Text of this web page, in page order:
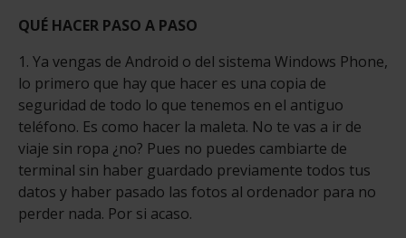
QUÉ HACER PASO A PASO
1. Ya vengas de Android o del sistema Windows Phone,
lo primero que hay que hacer es una copia de
seguridad de todo lo que tenemos en el an­tiguo
teléfono. Es como hacer la maleta. No te vas a ir de
viaje sin ropa ¿no? Pues no puedes cambiarte de
terminal sin haber guardado previamente todos tus
datos y haber pasado las fotos al ordenador para no
perder nada. Por si acaso.